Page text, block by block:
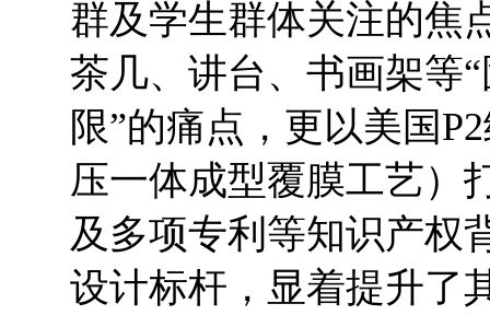
群及学生群体关注的焦
茶几、讲台、书画架等
限”的痛点，更以美国
压一体成型覆膜工艺）
及多项专利等知识产权
设计标杆，显着提升了